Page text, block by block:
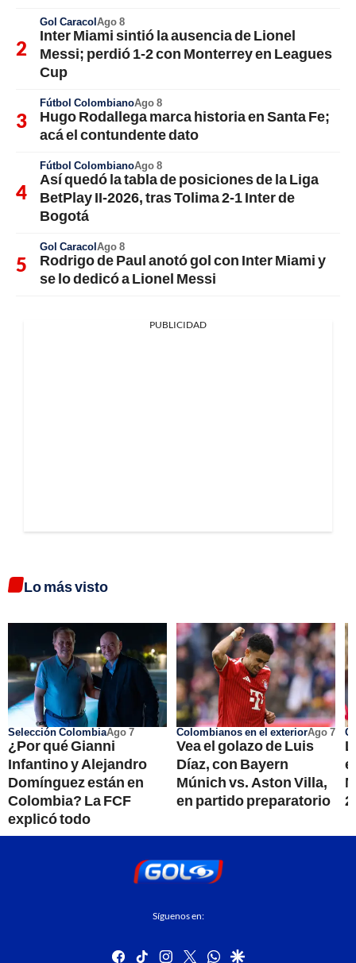
Gol CaracolAgo 8
Inter Miami sintió la ausencia de Lionel
Messi; perdió 1-2 con Monterrey en Leagues
Cup
Fútbol ColombianoAgo 8
Hugo Rodallega marca historia en Santa Fe;
acá el contundente dato
Fútbol ColombianoAgo 8
Así quedó la tabla de posiciones de la Liga
BetPlay II-2026, tras Tolima 2-1 Inter de
Bogotá
Gol CaracolAgo 8
Rodrigo de Paul anotó gol con Inter Miami y
se lo dedicó a Lionel Messi
PUBLICIDAD
Lo más visto
Selección ColombiaAgo 7
¿Por qué Gianni
Infantino y Alejandro
Domínguez están en
Colombia? La FCF
explicó todo
Colombianos en el exteriorAgo 7
Vea el golazo de Luis
Díaz, con Bayern
Múnich vs. Aston Villa,
en partido preparatorio
Síguenos en:
facebook
tiktok instagram
twitterwhatsapp
google